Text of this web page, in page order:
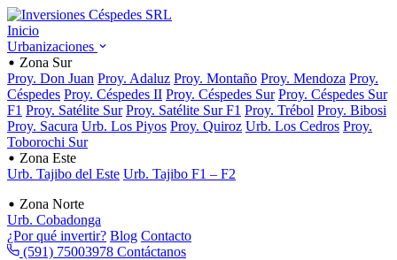
Inicio
Urbanizaciones
Zona Sur
Proy. Don Juan Proy. Adaluz Proy. Montaño Proy. Mendoza Proy.
Céspedes Proy. Céspedes II Proy. Céspedes Sur Proy. Céspedes Sur
F1 Proy. Satélite Sur Proy. Satélite Sur F1 Proy. Trébol Proy. Bibosi
Proy. Sacura Urb. Los Piyos Proy. Quiroz Urb. Los Cedros Proy.
Toborochi Sur
Zona Este
Urb. Tajibo del Este Urb. Tajibo F1 – F2
Zona Norte
Urb. Cobadonga
¿Por qué invertir? Blog Contacto
(591) 75003978 Contáctanos